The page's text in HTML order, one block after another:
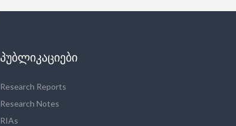
ᲞᲣᲑᲚᲘᲙᲐᲪᲘᲔᲑᲘ
Research Reports
Research Notes
RIAs